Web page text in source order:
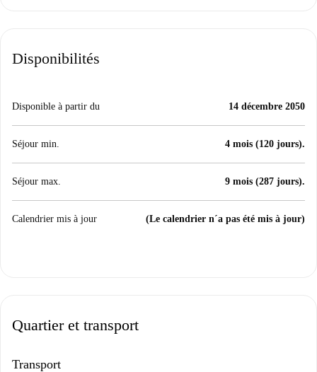
Disponibilités
Disponible à partir du 14 décembre 2050
Séjour min. 4 mois (120 jours).
Séjour max. 9 mois (287 jours).
Calendrier mis à jour (Le calendrier n´a pas été mis à jour)
Quartier et transport
Transport